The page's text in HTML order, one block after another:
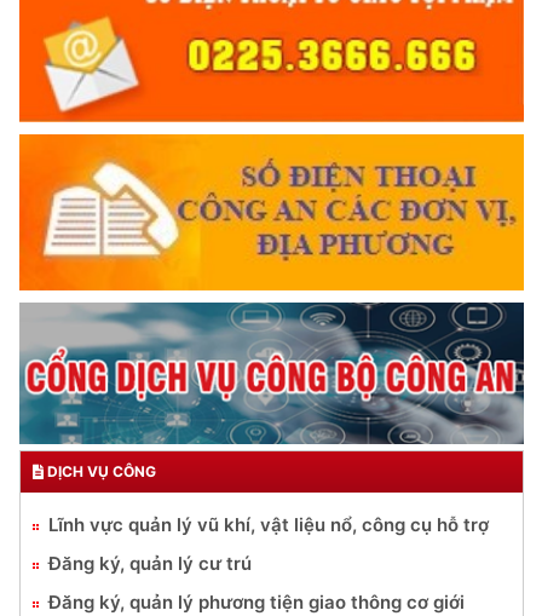
DỊCH VỤ CÔNG
Lĩnh vực quản lý vũ khí, vật liệu nổ, công cụ hỗ trợ
Đăng ký, quản lý cư trú
Đăng ký, quản lý phương tiện giao thông cơ giới